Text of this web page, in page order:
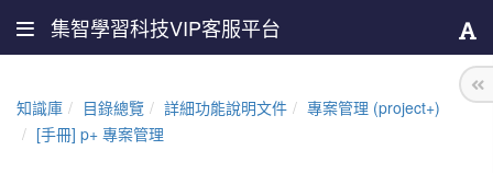
集智學習科技VIP客服平台
知識庫 目錄總覽 詳細功能說明文件
專案管理 (project+)
[手冊] p+ 專案管理